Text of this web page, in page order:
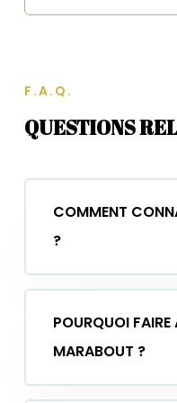
F.A.Q.
QUESTIONS
COMMENT
?
POURQUOI FAIRE
MARABOUT ?